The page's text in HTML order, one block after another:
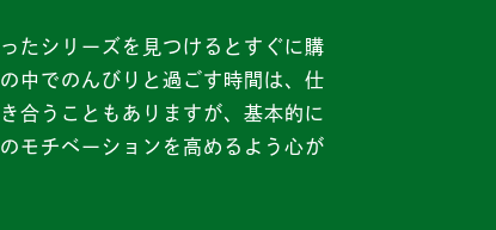
たシリーズを見つけるとすぐに購
中でのんびりと過ごす時間は、仕
合うこともありますが、基本的に
モチベーションを高めるよう心が